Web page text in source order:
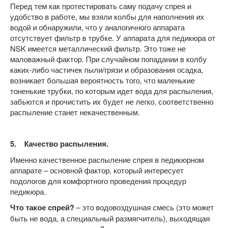
Перед тем как протестировать саму подачу спрея и
удобство в работе, мы взяли колбы для наполнения их
водой и обнаружили, что у аналогичного аппарата
отсутствует фильтр в трубке. У аппарата для педикюра от
NSK имеется металлический фильтр. Это тоже не
маловажный фактор. При случайном попадании в колбу
каких-либо частичек пыли/грязи и образования осадка,
возникает большая вероятность того, что маленькие
тоненькие трубки, по которым идет вода для распыления,
забьются и прочистить их будет не легко, соответственно
распыление станет некачественным.
5. Качество распыления.
Именно качественное распыление спрея в педикюрном
аппарате – основной фактор, который интересует
подологов для комфортного проведения процедур
педикюра.
Что такое спрей?– это водовоздушная смесь (это может
быть не вода, а специальный размягчитель), выходящая